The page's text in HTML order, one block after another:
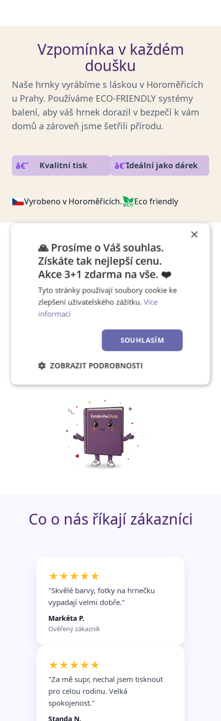
Vzpomínka v každém
doušku
Naše hrnky vyrábíme s láskou v Horoměřicích
u Prahy. Používáme ECO-FRIENDLY systémy
balení, aby váš hrnek dorazil v bezpečí k vám
domů a zároveň jsme šetřili přírodu.
Kvalitní tisk Ideální jako dárek
Vyrobeno v Horoměřicích. Eco friendly
Tipy, jak pracovat s editorem
Chcete se rychle naučit,
jak používat náš editor?
Zjistěte více!
Co o nás říkají zákazníci
★★★★★
"Skvělé barvy, fotky na hrnečku
vypadají velmi dobře."
Markéta P.
Ověřený zákazník
★★★★★
"Za mě supr, nechal jsem tisknout
pro celou rodinu. Velká
spokojenost."
Standa N.
×
🙏 Prosíme o Váš souhlas.
Získáte tak nejlepší cenu.
Akce 3+1 zdarma na vše. ❤️
Tyto stránky používají soubory cookie ke
zlepšení uživatelského zážitku.Více
informací
SOUHLASÍM
ZOBRAZIT PODROBNOSTI
Nezbytně
Výkonové
Soubory
Funkční soubory
Nezařazené
soubory